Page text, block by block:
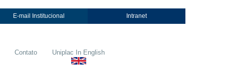
E-mail Institucional Intranet
Contato Uniplac In English